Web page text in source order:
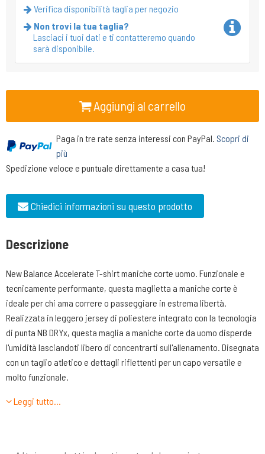
Verifica disponibilità taglia per negozio
Non trovi la tua taglia?
Lasciaci i tuoi dati e ti contatteremo quando
sarà disponibile.
Aggiungi al carrello
Paga in tre rate senza interessi con PayPal. Scopri di
più
Spedizione veloce e puntuale direttamente a casa tua!
Chiedici informazioni su questo prodotto
Descrizione
New Balance Accelerate T-shirt maniche corte uomo. Funzionale e
tecnicamente performante, questa maglietta a maniche corte è
ideale per chi ama correre o passeggiare in estrema libertà.
Realizzata in leggero jersey di poliestere integrato con la tecnologia
di punta NB DRYx, questa maglia a maniche corte da uomo disperde
l'umidità lasciandoti libero di concentrarti sull'allenamento. Disegnata
con un taglio atletico e dettagli riflettenti per un capo versatile e
molto funzionale.
Caratteristiche tecniche:
•Il materiale in politessuto assicura una vestibilità comoda e leggera
Leggi tutto…